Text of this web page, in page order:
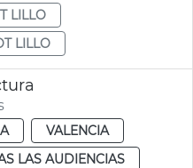
LILLO
LILLO
VALENCIA
LAS AUDIENCIAS